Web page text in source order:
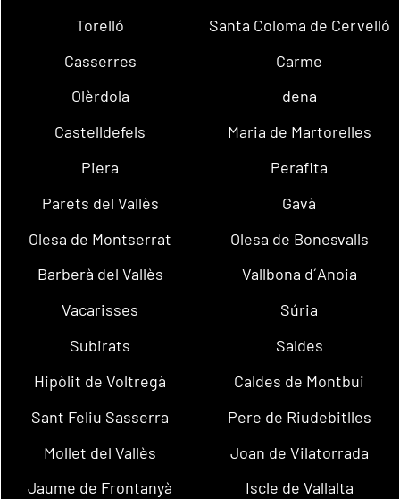
Torelló
Santa Coloma de Cervelló
Casserres
Carme
Olèrdola
dena
Castelldefels
Maria de Martorelles
Piera
Perafita
Parets del Vallès
Gavà
Olesa de Montserrat
Olesa de Bonesvalls
Barberà del Vallès
Vallbona d´Anoia
Vacarisses
Súria
Subirats
Saldes
Hipòlit de Voltregà
Caldes de Montbui
Sant Feliu Sasserra
Pere de Riudebitlles
Mollet del Vallès
Joan de Vilatorrada
Jaume de Frontanyà
Iscle de Vallalta